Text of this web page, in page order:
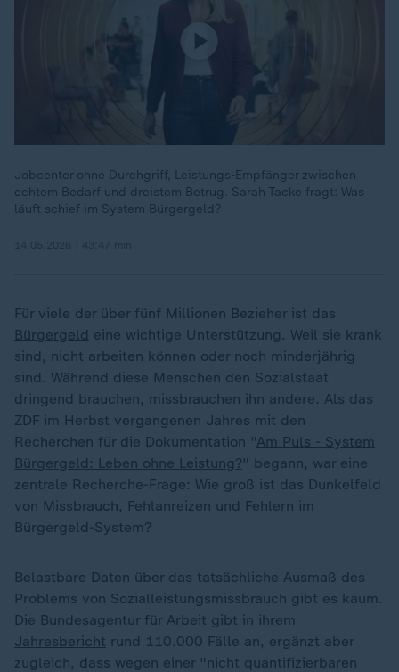
Jobcenter ohne Durchgriff, Leistungs-Empfänger zwischen
echtem Bedarf und dreistem Betrug. Sarah Tacke fragt: Was
läuft schief im System Bürgergeld?
Für viele der über fünf Millionen Bezieher ist das
Bürgergeld eine wichtige Unterstützung. Weil sie krank
sind, nicht arbeiten können oder noch minderjährig
sind. Während diese Menschen den Sozialstaat
dringend brauchen, missbrauchen ihn andere. Als das
ZDF im Herbst vergangenen Jahres mit den
Recherchen für die Dokumentation "Am Puls - System
Bürgergeld: Leben ohne Leistung?" begann, war eine
zentrale Recherche-Frage: Wie groß ist das Dunkelfeld
von Missbrauch, Fehlanreizen und Fehlern im
Bürgergeld-System?
Belastbare Daten über das tatsächliche Ausmaß des
Problems von Sozialleistungsmissbrauch gibt es kaum.
Die Bundesagentur für Arbeit gibt in ihrem
Jahresbericht rund 110.000 Fälle an, ergänzt aber
zugleich, dass wegen einer "nicht quantifizierbaren